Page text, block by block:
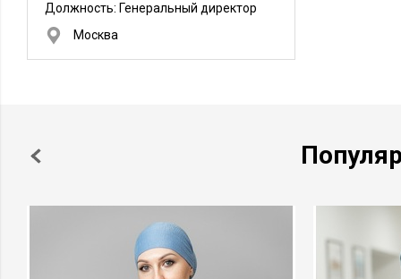
Должность: Генеральный директор
Москва